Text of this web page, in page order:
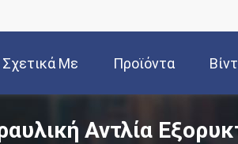
Σχετικά Με
Εμάς
Προϊόντα
Αντλία